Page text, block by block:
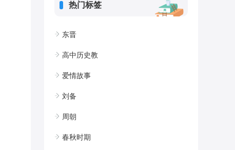
热门标签
东晋
高中历史教
爱情故事
刘备
周朝
春秋时期